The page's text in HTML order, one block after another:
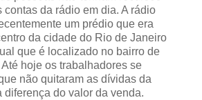
contas da rádio em dia. A rádio
um prédio que era
da cidade do Rio de Janeiro
que é localizado no bairro de
hoje os trabalhadores se
não quitaram as dívidas da
diferença do valor da venda.